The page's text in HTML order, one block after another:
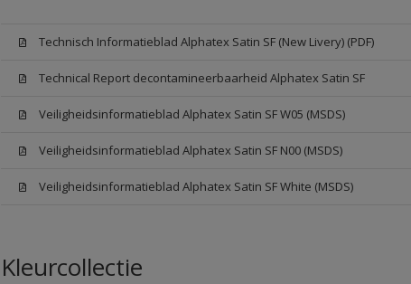
Technisch Informatieblad Alphatex Satin SF (New Livery) (PDF)
Technical Report decontamineerbaarheid Alphatex Satin SF
Veiligheidsinformatieblad Alphatex Satin SF W05 (MSDS)
Veiligheidsinformatieblad Alphatex Satin SF N00 (MSDS)
Veiligheidsinformatieblad Alphatex Satin SF White (MSDS)
Kleurcollectie